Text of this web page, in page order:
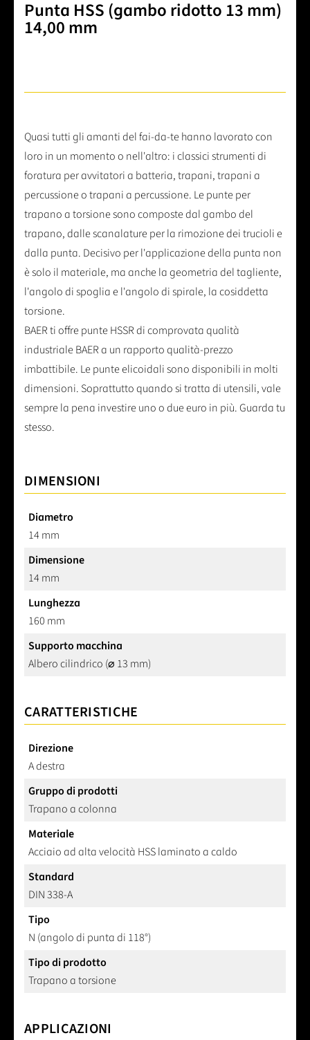
Punta HSS (gambo ridotto 13 mm)
14,00 mm
Quasi tutti gli amanti del fai-da-te hanno lavorato con
loro in un momento o nell'altro: i classici strumenti di
foratura per avvitatori a batteria, trapani, trapani a
percussione o trapani a percussione. Le punte per
trapano a torsione sono composte dal gambo del
trapano, dalle scanalature per la rimozione dei trucioli e
dalla punta. Decisivo per l'applicazione della punta non
è solo il materiale, ma anche la geometria del tagliente,
l'angolo di spoglia e l'angolo di spirale, la cosiddetta
torsione.
BAER ti offre punte HSSR di comprovata qualità
industriale BAER a un rapporto qualità-prezzo
imbattibile. Le punte elicoidali sono disponibili in molti
dimensioni. Soprattutto quando si tratta di utensili, vale
sempre la pena investire uno o due euro in più. Guarda tu
stesso.
DIMENSIONI
Diametro
14 mm
Dimensione
14 mm
Lunghezza
160 mm
Supporto macchina
Albero cilindrico (⌀ 13 mm)
CARATTERISTICHE
Direzione
A destra
Gruppo di prodotti
Trapano a colonna
Materiale
Acciaio ad alta velocità HSS laminato a caldo
Standard
DIN 338-A
Tipo
N (angolo di punta di 118°)
Tipo di prodotto
Trapano a torsione
APPLICAZIONI